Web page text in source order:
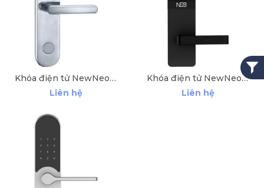
Khóa điện tử NewNeo H968SL-2
Liên hệ
Khóa điện tử NewNeo JD206T
Liên hệ